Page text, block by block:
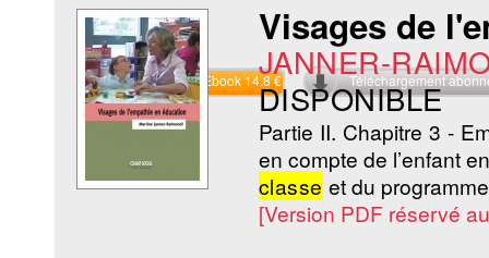
Commander l'Ebook 14.8 € Téléchargement
Visages de
JANNER-
DISPONIBLE
Partie II. Chapitre 3 -
en compte de l’enfant
classe et du programme
[Version PDF réservé